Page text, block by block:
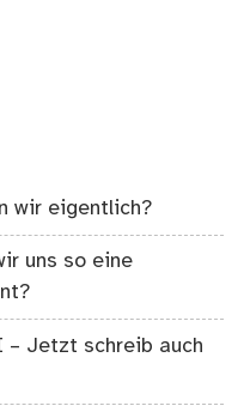
wir eigentlich?
uns so eine
– Jetzt schreib auch